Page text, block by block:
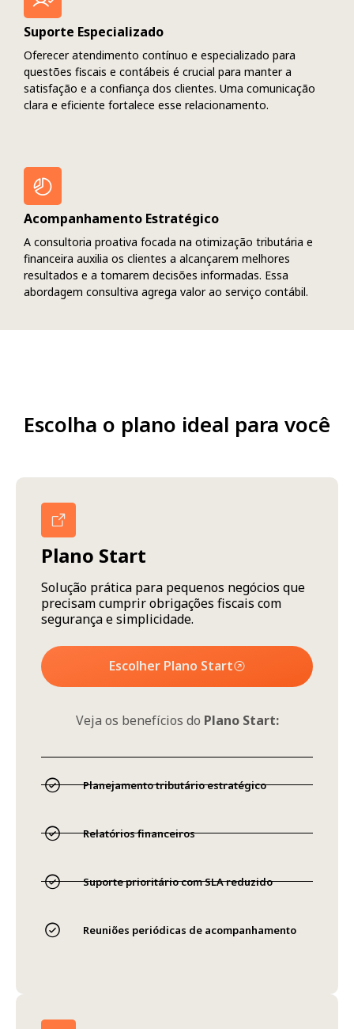
Suporte Especializado
Oferecer atendimento contínuo e especializado para
questões fiscais e contábeis é crucial para manter a
satisfação e a confiança dos clientes. Uma comunicação
clara e eficiente fortalece esse relacionamento.
Acompanhamento Estratégico
A consultoria proativa focada na otimização tributária e
financeira auxilia os clientes a alcançarem melhores
resultados e a tomarem decisões informadas. Essa
abordagem consultiva agrega valor ao serviço contábil.
Escolha o plano ideal para você
Plano Start
Solução prática para pequenos negócios que
precisam cumprir obrigações fiscais com
segurança e simplicidade.
Escolher Plano Start
Veja os benefícios do Plano Start:
Planejamento tributário estratégico
Relatórios financeiros
Suporte prioritário com SLA reduzido
Reuniões periódicas de acompanhamento